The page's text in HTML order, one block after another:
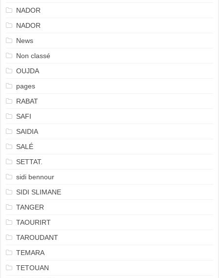
NADOR
NADOR
News
Non classé
OUJDA
pages
RABAT
SAFI
SAIDIA
SALÉ
SETTAT.
sidi bennour
SIDI SLIMANE
TANGER
TAOURIRT
TAROUDANT
TEMARA
TETOUAN